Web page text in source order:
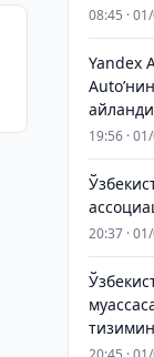
08:45 ·
Yandex
айланди
19:56 ·
20:37 ·